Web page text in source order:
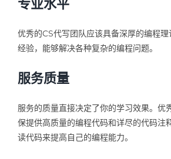
专业水平
优秀的CS代写团队应该具备深厚的编程
经验，能够解决各种复杂的编程问题。
服务质量
服务的质量直接决定了你的学习效果。优
保提供高质量的编程代码和详尽的代码注
读代码来提高自己的编程能力。